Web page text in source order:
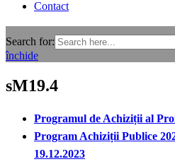
Contact
Search for:
închide
sM19.4
Programul de Achiziții al
Program Achiziții Publice
19.12.2023